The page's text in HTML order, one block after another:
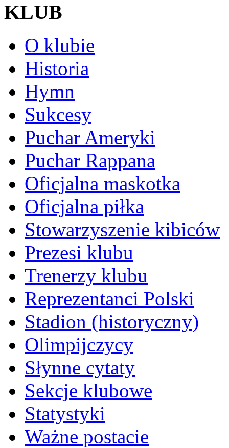
KLUB
O klubie
Historia
Hymn
Sukcesy
Puchar Ameryki
Puchar Rappana
Oficjalna maskotka
Oficjalna piłka
Stowarzyszenie kibiców
Prezesi klubu
Trenerzy klubu
Reprezentanci Polski
Stadion (historyczny)
Olimpijczycy
Słynne cytaty
Sekcje klubowe
Statystyki
Ważne postacie